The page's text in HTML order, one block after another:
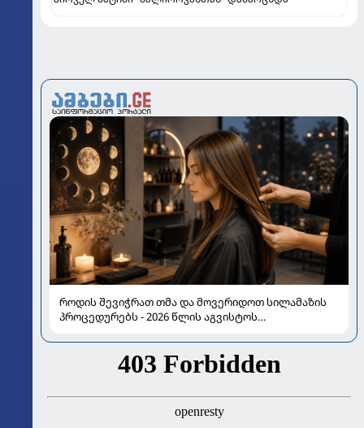
როდის შევიჭრათ თმა და მოვერიდოთ სილამაზის
პროცედურებს - 2026 წლის აგვისტოს